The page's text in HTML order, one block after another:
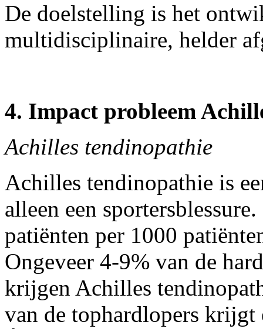
De doelstelling is het
multidisciplinaire, helder
4. Impact probleem
Achilles tendinopathie
Achilles tendinopathie is
alleen een
patiënten per 1000
Ongeveer 4-9% van de
krijgen Achilles
van de tophardlopers